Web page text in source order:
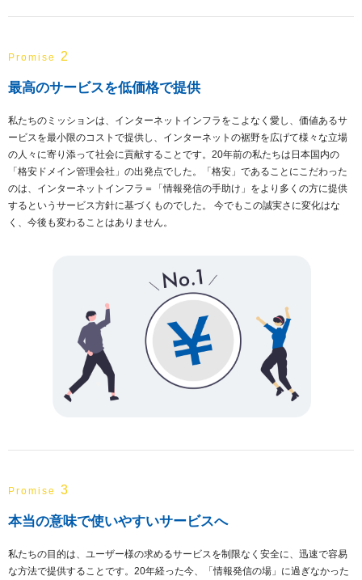
Promise 2
最高のサービスを低価格で提供
私たちのミッションは、インターネットインフラをこよなく愛し、価値あるサ
ービスを最小限のコストで提供し、インターネットの裾野を広げて様々な立場
の人々に寄り添って社会に貢献することです。20年前の私たちは日本国内の
「格安ドメイン管理会社」の出発点でした。「格安」であることにこだわった
のは、インターネットインフラ＝「情報発信の手助け」をより多くの方に提供
するというサービス方針に基づくものでした。 今でもこの誠実さに変化はな
く、今後も変わることはありません。
Promise 3
本当の意味で使いやすいサービスへ
私たちの目的は、ユーザー様の求めるサービスを制限なく安全に、迅速で容易
な方法で提供することです。20年経った今、「情報発信の場」に過ぎなかった